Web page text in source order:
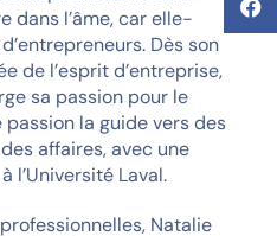
dans l’âme, car elle-
Dès son
de l’esprit d’entreprise,
sa passion pour le
la guide vers des
affaires, avec une
l’Université Laval.
Natalie